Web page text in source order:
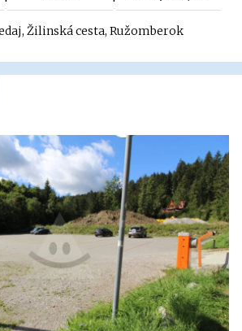
Žilinská cesta, Ružomberok